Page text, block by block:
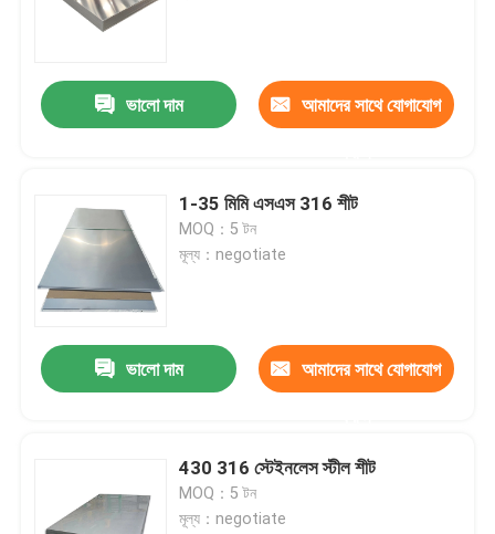
ভালো দাম আমাদের সাথে যোগাযোগ
1-35 মিমি এসএস 316 শীট
MOQ：5 টন
মূল্য：negotiate
ভালো দাম আমাদের সাথে যোগাযোগ
430 316 স্টেইনলেস স্টীল শীট
MOQ：5 টন
মূল্য：negotiate